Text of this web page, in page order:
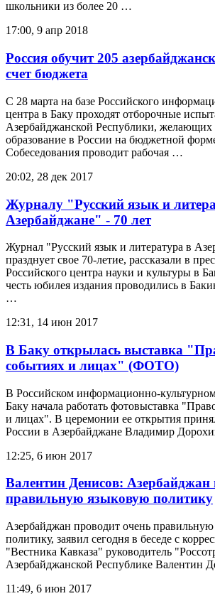
школьники из более 20 …
17:00, 9 апр 2018
Россия обучит 205
счет бюджета
С 28 марта на базе Российского
центра в Баку проходят отборочные
Азербайджанской Республики,
образование в России на бюджетной
Собеседования проводит рабочая …
20:02, 28 дек 2017
Журналу "Русский язык и
Азербайджане" - 70 лет
Журнал "Русский язык и литература в
празднует свое 70-летие, рассказали в
Российского центра науки и культуры в
честь юбилея издания проводились в
…
12:31, 14 июн 2017
В Баку открылась выставка
событиях и лицах" (ФОТО)
В Российском информационно-
Баку начала работать фотовыставка
и лицах". В церемонии ее открытия
России в Азербайджане Владимир
12:25, 6 июн 2017
Валентин Денисов: Азербайджан
правильную языковую политику
Азербайджан проводит очень
политику, заявил сегодня в беседе с
"Вестника Кавказа" руководитель
Азербайджанской Республике Валентин
11:49, 6 июн 2017